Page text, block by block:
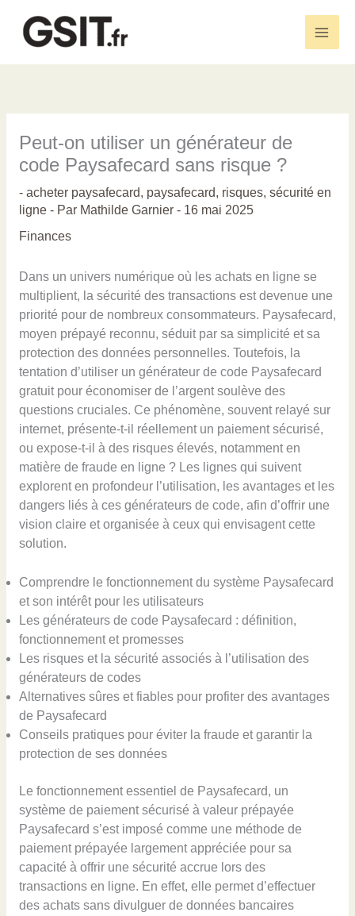
contenu
Main
Peut-on utiliser un générateur de
code Paysafecard sans risque ?
- acheter paysafecard, paysafecard, risques, sécurité en
ligne- Par Mathilde Garnier - 16 mai 2025
Finances
Dans un univers numérique où les achats en ligne se
multiplient, la sécurité des transactions est devenue une
priorité pour de nombreux consommateurs. Paysafecard,
moyen prépayé reconnu, séduit par sa simplicité et sa
protection des données personnelles. Toutefois, la
tentation d’utiliser un générateur de code Paysafecard
gratuit pour économiser de l’argent soulève des
questions cruciales. Ce phénomène, souvent relayé sur
internet, présente-t-il réellement un paiement sécurisé,
ou expose-t-il à des risques élevés, notamment en
matière de fraude en ligne ? Les lignes qui suivent
explorent en profondeur l’utilisation, les avantages et les
dangers liés à ces générateurs de code, afin d’offrir une
vision claire et organisée à ceux qui envisagent cette
solution.
Comprendre le fonctionnement du système Paysafecard
et son intérêt pour les utilisateurs
Les générateurs de code Paysafecard : définition,
fonctionnement et promesses
Les risques et la sécurité associés à l’utilisation des
générateurs de codes
Alternatives sûres et fiables pour profiter des avantages
de Paysafecard
Conseils pratiques pour éviter la fraude et garantir la
protection de ses données
Le fonctionnement essentiel de Paysafecard, un
système de paiement sécurisé à valeur prépayée
Paysafecard s’est imposé comme une méthode de
paiement prépayée largement appréciée pour sa
capacité à offrir une sécurité accrue lors des
transactions en ligne. En effet, elle permet d’effectuer
des achats sans divulguer de données bancaires